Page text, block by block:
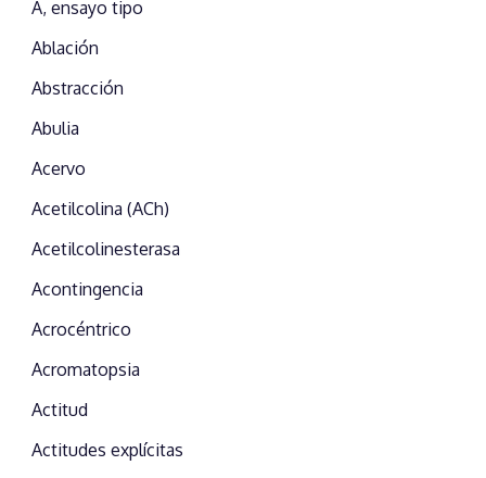
A, ensayo tipo
Ablación
Abstracción
Abulia
Acervo
Acetilcolina (ACh)
Acetilcolinesterasa
Acontingencia
Acrocéntrico
Acromatopsia
Actitud
Actitudes explícitas